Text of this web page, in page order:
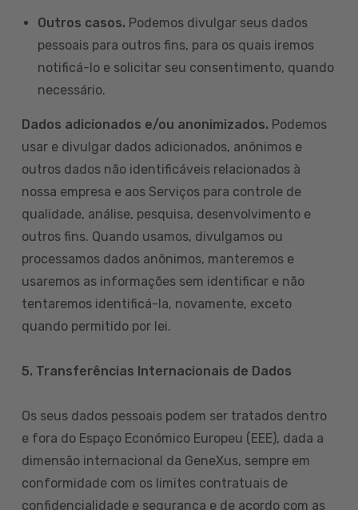
Outros casos. Podemos divulgar seus dados
pessoais para outros fins, para os quais iremos
notificá-lo e solicitar seu consentimento, quando
necessário.
Dados adicionados e/ou anonimizados. Podemos
usar e divulgar dados adicionados, anônimos e
outros dados não identificáveis relacionados à
nossa empresa e aos Serviços para controle de
qualidade, análise, pesquisa, desenvolvimento e
outros fins. Quando usamos, divulgamos ou
processamos dados anônimos, manteremos e
usaremos as informações sem identificar e não
tentaremos identificá-la, novamente, exceto
quando permitido por lei.
5. Transferências Internacionais de Dados
Os seus dados pessoais podem ser tratados dentro
e fora do Espaço Económico Europeu (EEE), dada a
dimensão internacional da GeneXus, sempre em
conformidade com os limites contratuais de
confidencialidade e segurança e de acordo com as